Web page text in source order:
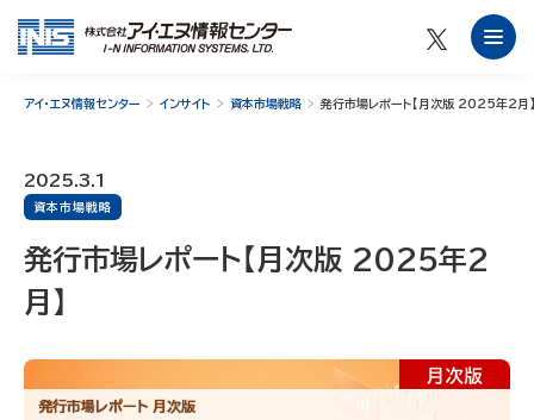
アイ・エヌ情報センター インサイト 資本市場戦略 発行市場レポート【月次版 2025年2月】
2025.3.1
資本市場戦略
発行市場レポート【月次版 2025年2
月】
発行市場レポート 月次版